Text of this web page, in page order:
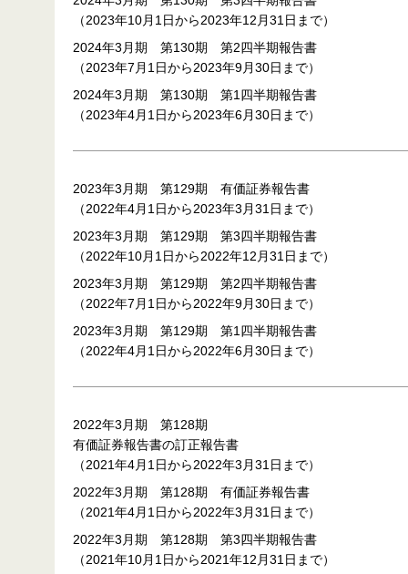
（2023年10月1日から2023年12月31日まで）
2024年3月期 第130期 第2四半期報告書
（2023年7月1日から2023年9月30日まで）
2024年3月期 第130期 第1四半期報告書
（2023年4月1日から2023年6月30日まで）
2023年3月期 第129期 有価証券報告書
（2022年4月1日から2023年3月31日まで）
2023年3月期 第129期 第3四半期報告書
（2022年10月1日から2022年12月31日まで）
2023年3月期 第129期 第2四半期報告書
（2022年7月1日から2022年9月30日まで）
2023年3月期 第129期 第1四半期報告書
（2022年4月1日から2022年6月30日まで）
2022年3月期 第128期
有価証券報告書の訂正報告書
（2021年4月1日から2022年3月31日まで）
2022年3月期 第128期 有価証券報告書
（2021年4月1日から2022年3月31日まで）
2022年3月期 第128期 第3四半期報告書
（2021年10月1日から2021年12月31日まで）